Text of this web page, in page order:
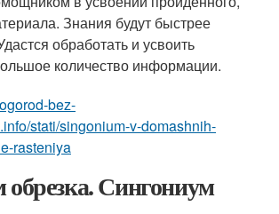
Знания будут быстрее
обработать и усвоить
количество информации.
bez-
stati/singonium-v-domashnih-
rasteniya
Сингониум